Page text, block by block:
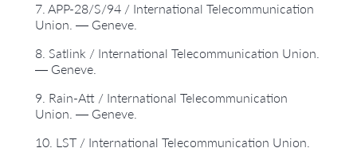
7. APP-28/S/94 / International Telecommunication
Union. — Geneve.
8. Satlink / International Telecommunication Union.
— Geneve.
9. Rain-Att / International Telecommunication
Union. — Geneve.
10. LST / International Telecommunication Union.